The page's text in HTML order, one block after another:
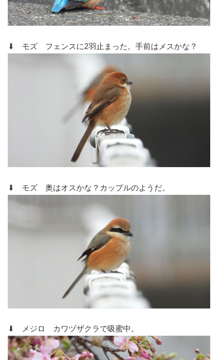
⬇ モズ フェンスに2羽止まった。手前はメスかな？
⬇ モズ 奥はオスかな？カップルのようだ。
⬇ メジロ カワヅザクラで吸蜜中。